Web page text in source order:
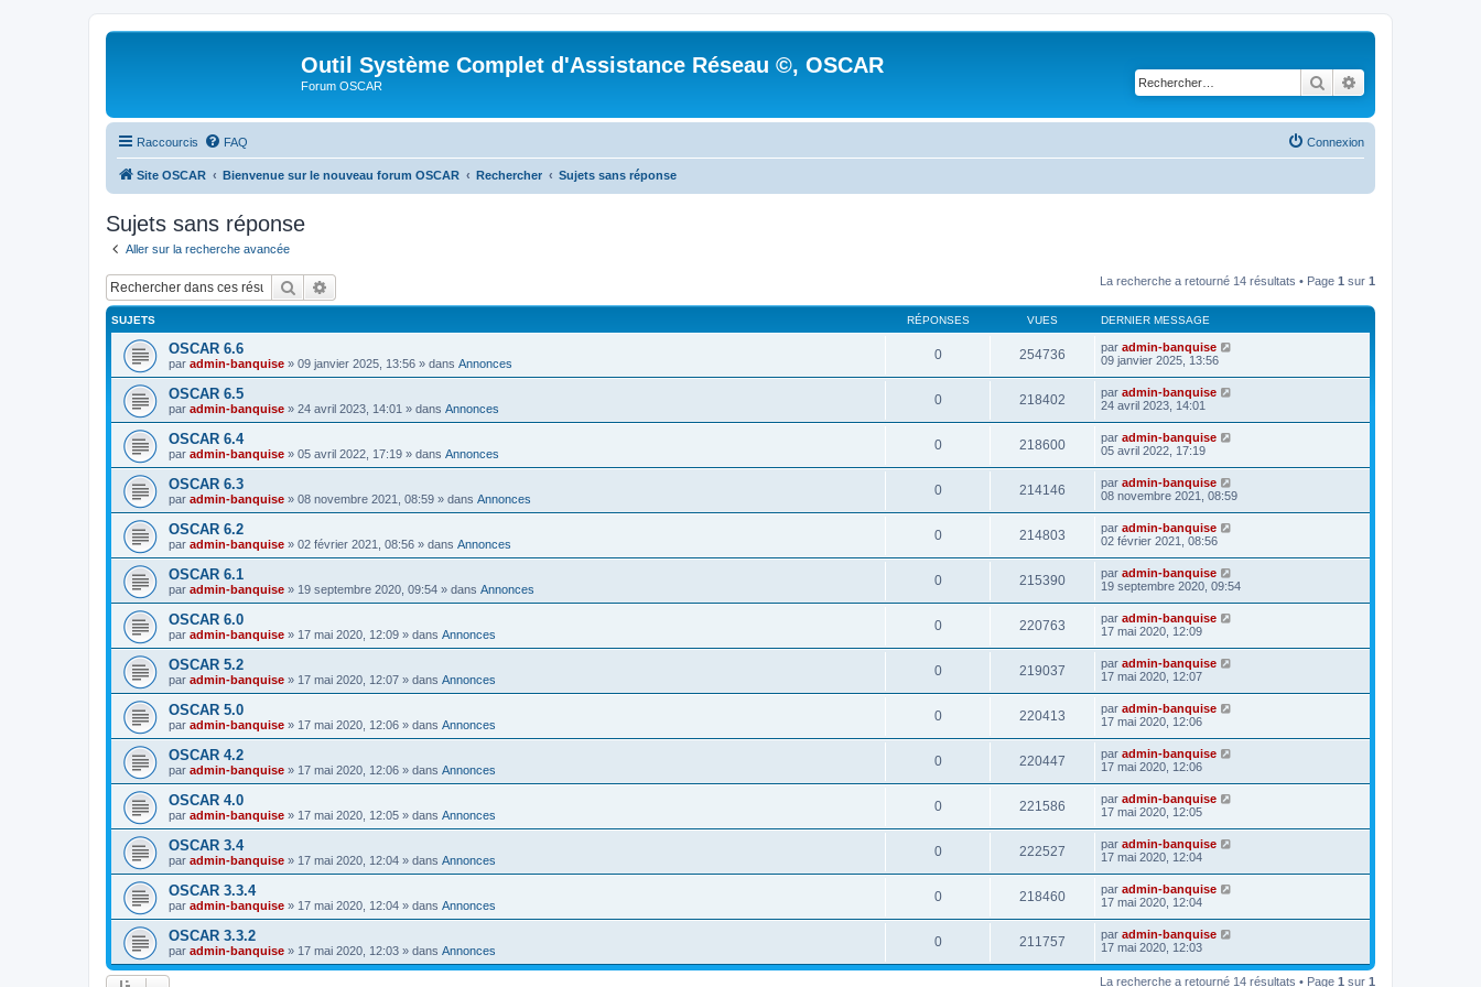
Outil Système Complet d'Assistance Réseau ©, OSCAR
Forum OSCAR Rechercher
Raccourcis FAQ Connexion
Site OSCAR Bienvenue sur le nouveau forum OSCAR Rechercher Sujets sans réponse
Sujets sans réponse
Aller sur la recherche avancée
Rechercher La recherche a retourné 14 résultats • Page 1 sur 1
SUJETS RÉPONSES VUES DERNIER MESSAGE
OSCAR 6.6
par admin-banquise » 09 janvier 2025, 13:56 » dans Annonces
0 254736 par admin-banquise
09 janvier 2025, 13:56
OSCAR 6.5
par admin-banquise » 24 avril 2023, 14:01 » dans Annonces
0 218402 par admin-banquise
24 avril 2023, 14:01
OSCAR 6.4
par admin-banquise » 05 avril 2022, 17:19 » dans Annonces
0 218600 par admin-banquise
05 avril 2022, 17:19
OSCAR 6.3
par admin-banquise » 08 novembre 2021, 08:59 » dans Annonces
0 214146 par admin-banquise
08 novembre 2021, 08:59
OSCAR 6.2
par admin-banquise » 02 février 2021, 08:56 » dans Annonces
0 214803 par admin-banquise
02 février 2021, 08:56
OSCAR 6.1
par admin-banquise » 19 septembre 2020, 09:54 » dans Annonces
0 215390 par admin-banquise
19 septembre 2020, 09:54
OSCAR 6.0
par admin-banquise » 17 mai 2020, 12:09 » dans Annonces
0 220763 par admin-banquise
17 mai 2020, 12:09
OSCAR 5.2
par admin-banquise » 17 mai 2020, 12:07 » dans Annonces
0 219037 par admin-banquise
17 mai 2020, 12:07
OSCAR 5.0
par admin-banquise » 17 mai 2020, 12:06 » dans Annonces
0 220413 par admin-banquise
17 mai 2020, 12:06
OSCAR 4.2
par admin-banquise » 17 mai 2020, 12:06 » dans Annonces
0 220447 par admin-banquise
17 mai 2020, 12:06
OSCAR 4.0
par admin-banquise » 17 mai 2020, 12:05 » dans Annonces
0 221586 par admin-banquise
17 mai 2020, 12:05
OSCAR 3.4
par admin-banquise » 17 mai 2020, 12:04 » dans Annonces
0 222527 par admin-banquise
17 mai 2020, 12:04
OSCAR 3.3.4
par admin-banquise » 17 mai 2020, 12:04 » dans Annonces
0 218460 par admin-banquise
17 mai 2020, 12:04
OSCAR 3.3.2
par admin-banquise » 17 mai 2020, 12:03 » dans Annonces
0 211757 par admin-banquise
17 mai 2020, 12:03
La recherche a retourné 14 résultats • Page 1 sur 1